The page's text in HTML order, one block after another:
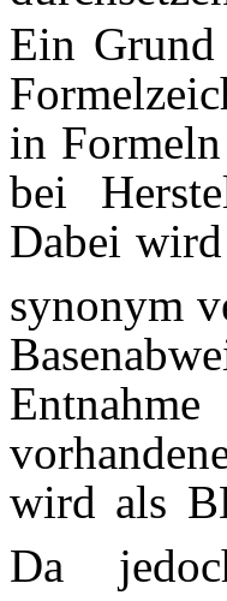
Ein
in
bei
Dabei
synonym
wird als
Da